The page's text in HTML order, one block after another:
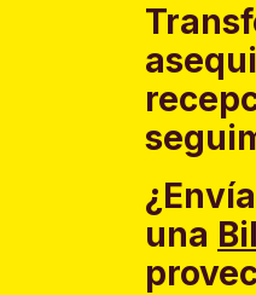
una